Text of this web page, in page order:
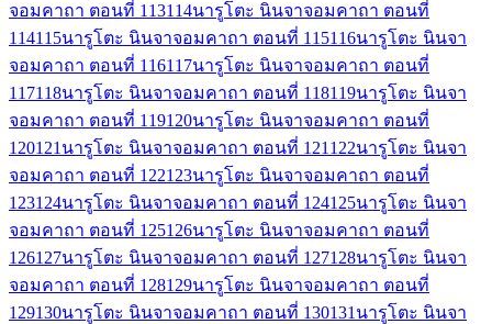
จอมคาถา ตอนที่ 113114นารูโตะ นินจาจอมคาถา ตอนที่
114115นารูโตะ นินจาจอมคาถา ตอนที่ 115116นารูโตะ นินจา
จอมคาถา ตอนที่ 116117นารูโตะ นินจาจอมคาถา ตอนที่
117118นารูโตะ นินจาจอมคาถา ตอนที่ 118119นารูโตะ นินจา
จอมคาถา ตอนที่ 119120นารูโตะ นินจาจอมคาถา ตอนที่
120121 นารูโตะ นินจาจอมคาถา ตอนที่ 121 122นารูโตะ นินจา
จอมคาถา ตอนที่ 122123นารูโตะ นินจาจอมคาถา ตอนที่
123124นารูโตะ นินจาจอมคาถา ตอนที่ 124125นารูโตะ นินจา
จอมคาถา ตอนที่ 125126นารูโตะ นินจาจอมคาถา ตอนที่
126127นารูโตะ นินจาจอมคาถา ตอนที่ 127128นารูโตะ นินจา
จอมคาถา ตอนที่ 128129นารูโตะ นินจาจอมคาถา ตอนที่
129130นารูโตะ นินจาจอมคาถา ตอนที่ 130131 นารูโตะ นินจา